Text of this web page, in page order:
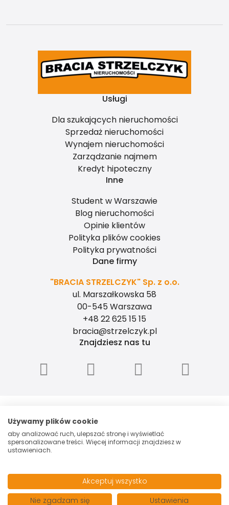
Usługi
Dla szukających nieruchomości
Sprzedaż nieruchomości
Wynajem nieruchomości
Zarządzanie najmem
Kredyt hipoteczny
Inne
Student w Warszawie
Blog nieruchomości
Opinie klientów
Polityka plików cookies
Polityka prywatności
Dane firmy
"BRACIA STRZELCZYK" Sp. z o.o.
ul. Marszałkowska 58
00-545 Warszawa
+48 22 625 15 15
bracia@strzelczyk.pl
Znajdziesz nas tu
OGRANICZONĄ ODPOWIEDZIALNOŚCIĄ, ul.
Marszałkowska 58, 00-545 Warszawa, NIP:
5260006048, Spółka zarejestrowana przez
Sąd Rejonowy dla m.st. Warszawy w
numerem 0000153699. Kapitał zakładowy:
100 000 PLN.
© 2026 Wszystkie prawa zastrzeżone | Program dla biur
Używamy plików cookie
aby analizować ruch, ulepszać stronę i wyświetlać
spersonalizowane treści. Więcej informacji znajdziesz w
ustawieniach.
Akceptuj wszystko
Nie zgadzam się
Ustawienia